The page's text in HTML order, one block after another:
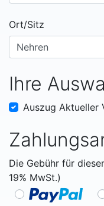
Ort/Sitz
Ihre
Auszug Aktueller
Die Gebühr für
19% MwSt.)